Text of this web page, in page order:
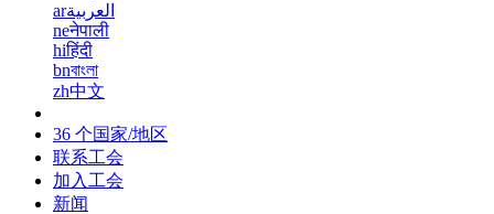
arالعربية
neनेपाली
hiहिंदी
bnবাংলা
zh中文
36 个国家/地区
联系工会
加入工会
新闻